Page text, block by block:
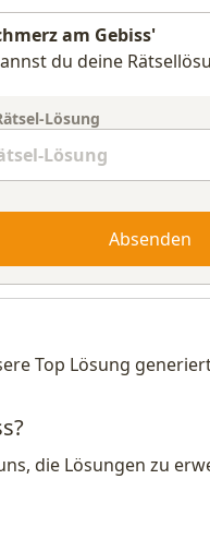
am Gebiss'
du deine
Lösung
Absenden
Top Lösung
die Lösungen zu